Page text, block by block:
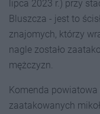
lipca 2023 r.) przy
Bluszcza - jest to
znajomych, którzy
nagle zostało
mężczyzn.
Komenda powiatowa
zaatakowanych